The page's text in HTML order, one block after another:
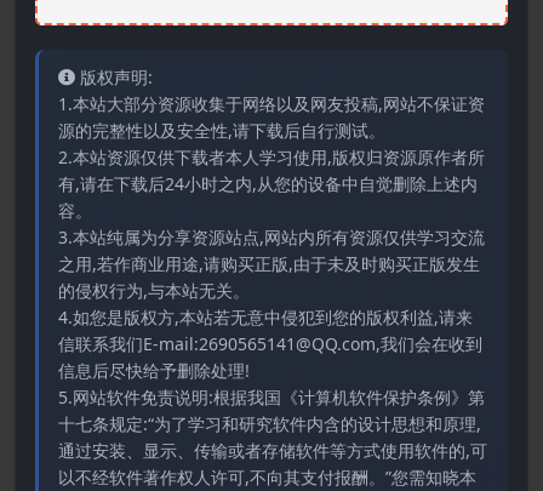
版权声明:
1.本站大部分资源收集于网络以及网友投稿,网站不保证资
源的完整性以及安全性,请下载后自行测试。
2.本站资源仅供下载者本人学习使用,版权归资源原作者所
有,请在下载后24小时之内,从您的设备中自觉删除上述内
容。
3.本站纯属为分享资源站点,网站内所有资源仅供学习交流
之用,若作商业用途,请购买正版,由于未及时购买正版发生
的侵权行为,与本站无关。
4.如您是版权方,本站若无意中侵犯到您的版权利益,请来
信联系我们E-mail:2690565141@QQ.com,我们会在收到
信息后尽快给予删除处理!
5.网站软件免责说明:根据我国《计算机软件保护条例》第
十七条规定:“为了学习和研究软件内含的设计思想和原理,
通过安装、显示、传输或者存储软件等方式使用软件的,可
以不经软件著作权人许可,不向其支付报酬。”您需知晓本